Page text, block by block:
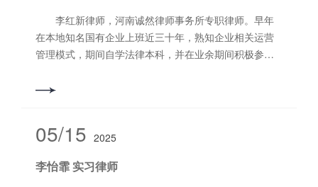
李红新律师，河南诚然律师事务所专职律师。早年
在本地知名国有企业上班近三十年，熟知企业相关运营
管理模式，期间自学法律本科，并在业余期间积极参与
全身投入律师行业，从业期间先后于2019年、2020年、
事辩护、交通事故纠纷、婚姻家事继承纠纷、建筑工程
话：13461066176
05/15 2025
李怡霏 实习律师